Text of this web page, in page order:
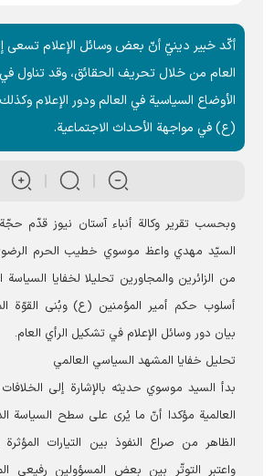
أكّد خبير دينيّ أنّ بعض وسائل الإعلام تسعى
العام من خلال تحريف الحقائق، وقد تناول
الأوضاع السياسية في العالم ودور الإعلام
(ع) في مواجهة الأحداث الاجتماعية.
وبحسب تقرير وکالة أنباء آستان نيوز قدّم حجّة
السيّد مهدي واعظ موسوي خطيب الحرم
من الزائرين والمجاورين تحليلا لخفايا السياسة
أسلوب حكم أمير المؤمنين (ع) وبُنى القوّة
بيان دور وسائل الإعلام في تشكيل الرأي العام.
تحليل خفايا المشهد السياسي العالمي
بدأ السید موسوي حديثه بالإشارة إلى
العالمية مؤكدا أنّ ما يُرى على سطح السياسة
الظاهر من صراع النفوذ بين التيارات المؤثرة
واعتبر التوتّر بين بعض المسؤولين رفيعي